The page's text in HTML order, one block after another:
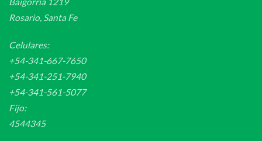
Rosario, Santa Fe
Celulares:
+54-341-667-7650
+54-341-251-7940
+54-341-561-5077
Fijo:
4544345